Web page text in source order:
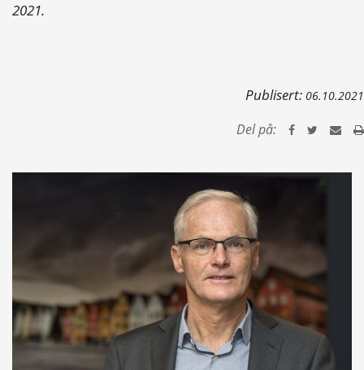
2021.
Publisert: 06.10.2021
Del på: